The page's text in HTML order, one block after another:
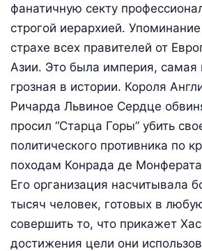
фанатичную секту
строгой иерархией.
страхе всех правителей от
Азии. Это была империя,
грозная в истории. Короля
Ричарда Львиное Сердце
просил “Старца Горы” убить
политического противника по
походам Конрада де
Его организация насчитывала
тысяч человек, готовых в
совершить то, что прикажет
достижения цели они